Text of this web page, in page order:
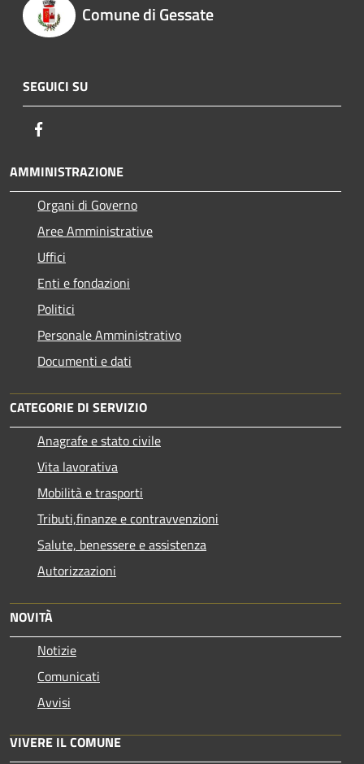
Comune di Gessate
SEGUICI SU
AMMINISTRAZIONE
Organi di Governo
Aree Amministrative
Uffici
Enti e fondazioni
Politici
Personale Amministrativo
Documenti e dati
CATEGORIE DI SERVIZIO
Anagrafe e stato civile
Vita lavorativa
Mobilità e trasporti
Tributi,finanze e contravvenzioni
Salute, benessere e assistenza
Autorizzazioni
NOVITÀ
Notizie
Comunicati
Avvisi
VIVERE IL COMUNE